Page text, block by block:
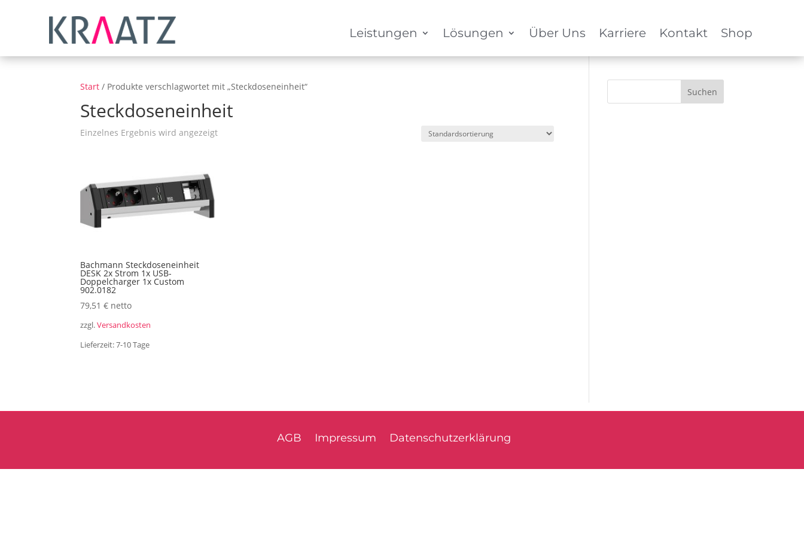
Leistungen Lösungen Über Uns Karriere Kontakt Shop
Start / Produkte verschlagwortet mit „Steckdoseneinheit“
Steckdoseneinheit
Einzelnes Ergebnis wird angezeigt
Bachmann Steckdoseneinheit
DESK 2x Strom 1x USB-
Doppelcharger 1x Custom
902.0182
79,51€ netto
zzgl.Versandkosten
Lieferzeit:7-10 Tage
Suchen
AGB Impressum Datenschutzerklärung